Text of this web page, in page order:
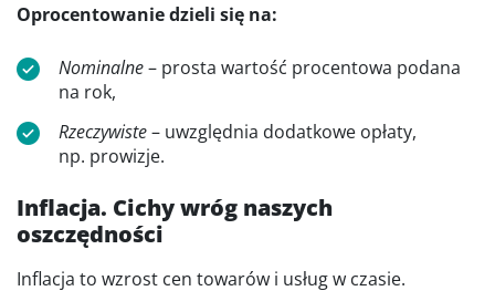
Oprocentowanie dzieli się na:
Nominalne– prosta wartość procentowa podana
na rok,
Rzeczywiste– uwzględnia dodatkowe opłaty,
np. prowizje.
Inflacja. Cichy wróg naszych
oszczędności
Inflacja to wzrost cen towarów i usług w czasie.